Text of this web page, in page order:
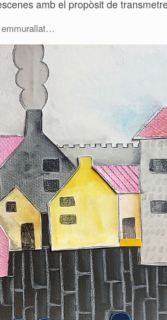
amb el propòsit de
emmurallat…